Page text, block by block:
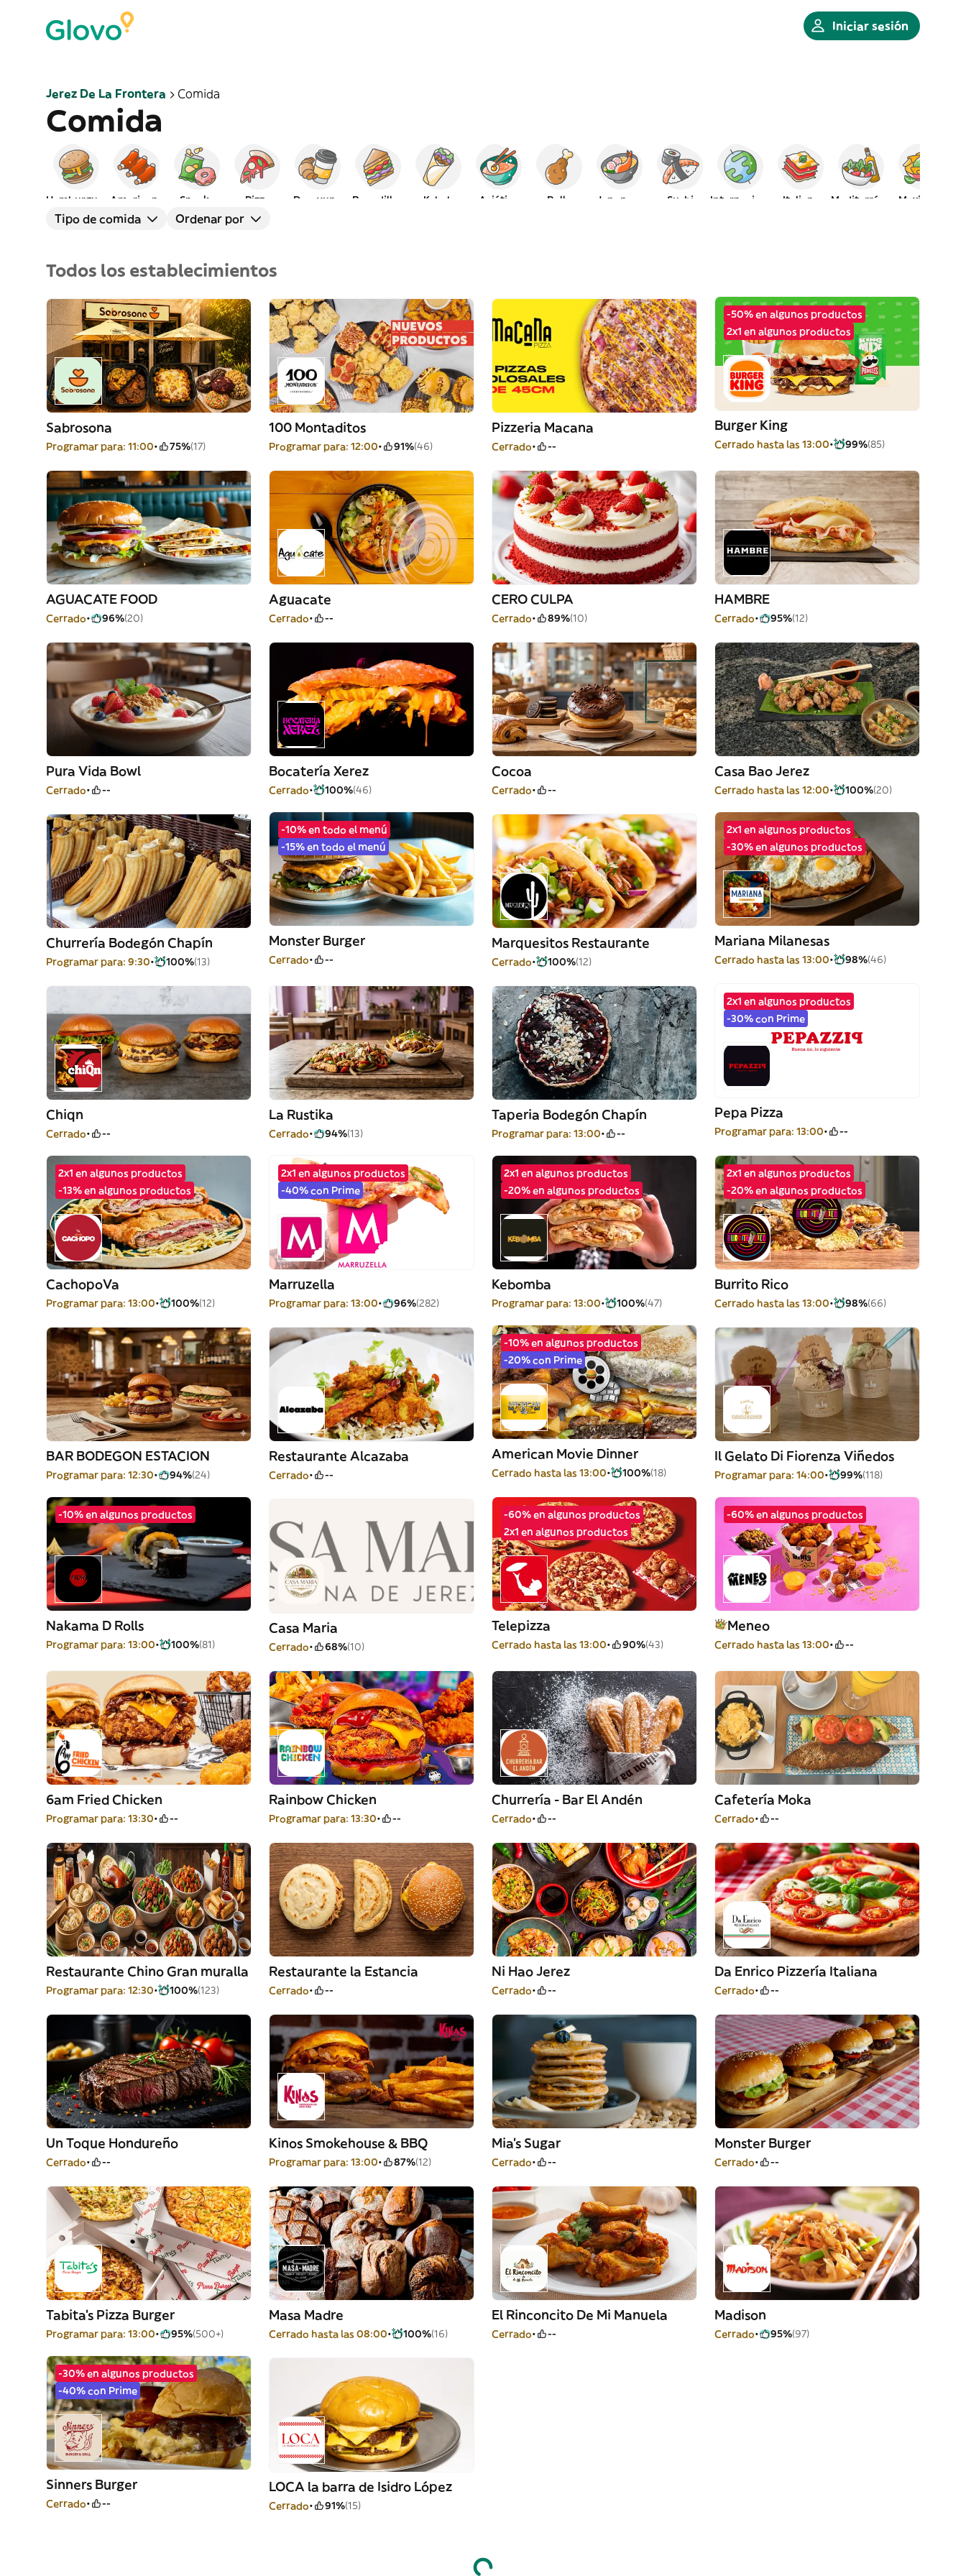
Iniciar sesión
Jerez De La Frontera Comida
Comida
Americana Snacks Pizza Desayuno Bocadillos Kebab Asiática Pollo Japonesa Sushi Italiana Mexicana
Tipo de comida Ordenar por
Todos los establecimientos
Sabrosona
Programar para: 11:00 75%(17)
100 Montaditos
Programar para: 12:00 91%(46)
Pizzeria Macana
Cerrado --
-50% en algunos productos
2x1 en algunos productos
Burger King
Cerrado hasta las 13:00 99%(85)
AGUACATE FOOD
Cerrado 96%(20)
Aguacate
Cerrado --
CERO CULPA
Cerrado 89%(10)
HAMBRE
Cerrado 95%(12)
Pura Vida Bowl
Cerrado --
Bocatería Xerez
Cerrado 100%(46)
Cocoa
Cerrado --
Casa Bao Jerez
Cerrado hasta las 12:00 100%(20)
Churrería Bodegón Chapín
Programar para: 9:30 100%(13)
-10% en todo el menú
-15% en todo el menú
Monster Burger
Cerrado --
Marquesitos Restaurante
Cerrado 100%(12)
2x1 en algunos productos
-30% en algunos productos
Mariana Milanesas
Cerrado hasta las 13:00 98%(46)
Chiqn
Cerrado --
La Rustika
Cerrado 94%(13)
Taperia Bodegón Chapín
Programar para: 13:00 --
2x1 en algunos productos
-30% con Prime
Pepa Pizza
Programar para: 13:00 --
2x1 en algunos productos
-13% en algunos productos
CachopoVa
Programar para: 13:00 100%(12)
2x1 en algunos productos
-40% con Prime
Marruzella
Programar para: 13:00 96%(282)
2x1 en algunos productos
-20% en algunos productos
Kebomba
Programar para: 13:00 100%(47)
2x1 en algunos productos
-20% en algunos productos
Burrito Rico
Cerrado hasta las 13:00 98%(66)
BAR BODEGON ESTACION
Programar para: 12:30 94%(24)
Restaurante Alcazaba
Cerrado --
-10% en algunos productos
-20% con Prime
American Movie Dinner
Cerrado hasta las 13:00 100%(18)
Il Gelato Di Fiorenza Viñedos
Programar para: 14:00 99%(118)
-10% en algunos productos
Nakama D Rolls
Programar para: 13:00 100%(81)
Casa Maria
Cerrado 68%(10)
-60% en algunos productos
2x1 en algunos productos
Telepizza
Cerrado hasta las 13:00 90%(43)
-60% en algunos productos
Meneo
Cerrado hasta las 13:00 --
6am Fried Chicken
Programar para: 13:30 --
Rainbow Chicken
Programar para: 13:30 --
Churrería - Bar El Andén
Cerrado --
Cafetería Moka
Cerrado --
Restaurante Chino Gran muralla
Programar para: 12:30 100%(123)
Restaurante la Estancia
Cerrado --
Ni Hao Jerez
Cerrado --
Da Enrico Pizzería Italiana
Cerrado --
Un Toque Hondureño
Cerrado --
Kinos Smokehouse & BBQ
Programar para: 13:00 87%(12)
Mia's Sugar
Cerrado --
Monster Burger
Cerrado --
Tabita's Pizza Burger
Programar para: 13:00 95%(500+)
Masa Madre
Cerrado hasta las 08:00 100%(16)
El Rinconcito De Mi Manuela
Cerrado --
Madison
Cerrado 95%(97)
-30% en algunos productos
-40% con Prime
Sinners Burger
Cerrado --
LOCA la barra de Isidro López
Cerrado 91%(15)